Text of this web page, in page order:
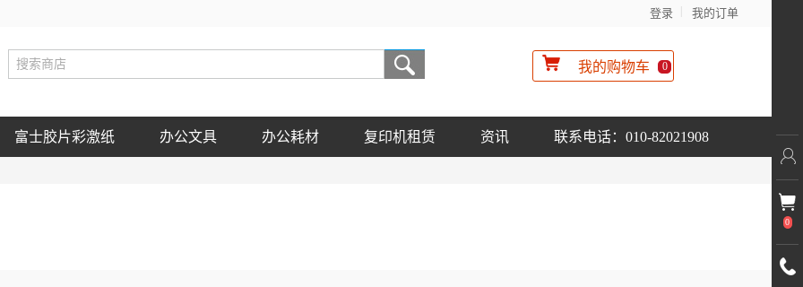
登录 我的订单
我的购物车 0
富士胶片彩激纸 办公文具 办公耗材 复印机租赁 资讯 联系电话：010-82021908
0